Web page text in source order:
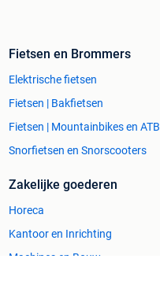
Fietsen en Brommers
Elektrische fietsen
Fietsen | Bakfietsen
Fietsen | Mountainbikes en ATB
Snorfietsen en Snorscooters
Zakelijke goederen
Horeca
Kantoor en Inrichting
Machines en Bouw